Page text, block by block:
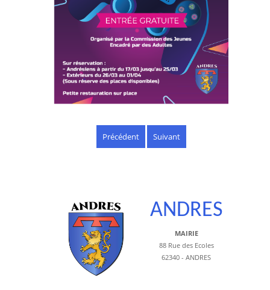
Précédent Suivant
ANDRES
MAIRIE
88 Rue des Ecoles
62340 - ANDRES